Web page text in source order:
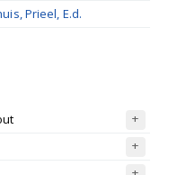
Prieel, E.d.